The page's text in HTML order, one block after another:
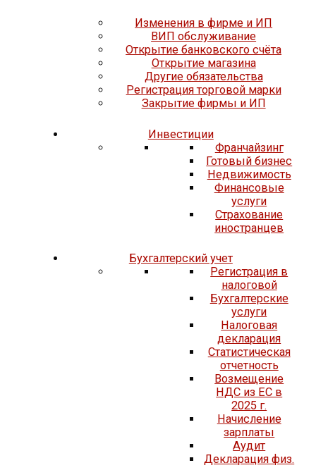
Изменения в фирме и ИП
ВИП обслуживание
Открытие банковского счёта
Открытие магазина
Другие обязательства
Регистрация торговой марки
Закрытие фирмы и ИП
Инвестиции
Франчайзинг
Готовый бизнес
Недвижимость
Финансовые
услуги
Страхование
иностранцев
Бухгалтерский учет
Регистрация в
налоговой
Бухгалтерские
услуги
Налоговая
декларация
Статистическая
отчетность
Возмещение
НДС из ЕС в
2025 г.
Начисление
зарплаты
Аудит
Декларация физ.